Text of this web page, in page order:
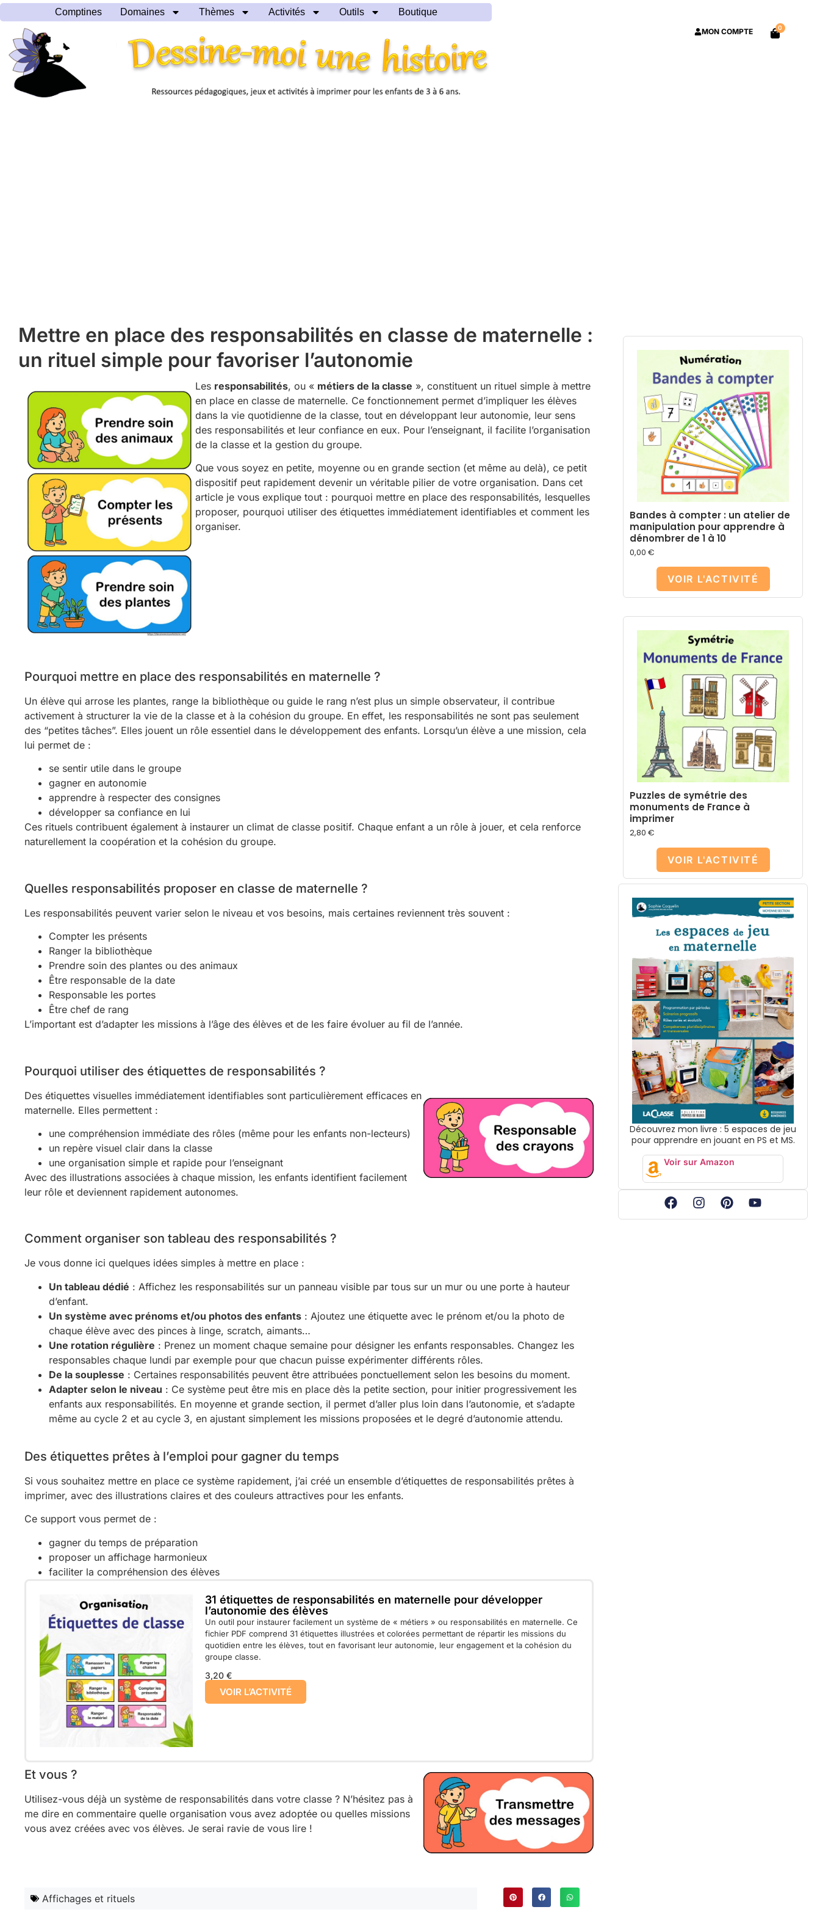
MON COMPTE 0
Comptines Domaines Thèmes Activités Outils Boutique
Mettre en place des responsabilités en classe de maternelle :
un rituel simple pour favoriser l’autonomie
Les responsabilités, ou « métiers de la classe », constituent un rituel simple à mettre
en place en classe de maternelle. Ce fonctionnement permet d’impliquer les élèves
dans la vie quotidienne de la classe, tout en développant leur autonomie, leur sens
des responsabilités et leur confiance en eux. Pour l’enseignant, il facilite l’organisation
de la classe et la gestion du groupe.
Que vous soyez en petite, moyenne ou en grande section (et même au delà), ce petit
dispositif peut rapidement devenir un véritable pilier de votre organisation. Dans cet
article je vous explique tout : pourquoi mettre en place des responsabilités, lesquelles
proposer, pourquoi utiliser des étiquettes immédiatement identifiables et comment les
organiser.
Pourquoi mettre en place des responsabilités en maternelle ?
Un élève qui arrose les plantes, range la bibliothèque ou guide le rang n’est plus un simple observateur, il contribue
activement à structurer la vie de la classe et à la cohésion du groupe. En effet, les responsabilités ne sont pas seulement
des “petites tâches”. Elles jouent un rôle essentiel dans le développement des enfants. Lorsqu’un élève a une mission, cela
lui permet de :
se sentir utile dans le groupe
gagner en autonomie
apprendre à respecter des consignes
développer sa confiance en lui
Ces rituels contribuent également à instaurer un climat de classe positif. Chaque enfant a un rôle à jouer, et cela renforce
naturellement la coopération et la cohésion du groupe.
Quelles responsabilités proposer en classe de maternelle ?
Les responsabilités peuvent varier selon le niveau et vos besoins, mais certaines reviennent très souvent :
Compter les présents
Ranger la bibliothèque
Prendre soin des plantes ou des animaux
Être responsable de la date
Responsable les portes
Être chef de rang
L’important est d’adapter les missions à l’âge des élèves et de les faire évoluer au fil de l’année.
Pourquoi utiliser des étiquettes de responsabilités ?
Des étiquettes visuelles immédiatement identifiables sont particulièrement efficaces en
maternelle. Elles permettent :
une compréhension immédiate des rôles (même pour les enfants non-lecteurs)
un repère visuel clair dans la classe
une organisation simple et rapide pour l’enseignant
Avec des illustrations associées à chaque mission, les enfants identifient facilement
leur rôle et deviennent rapidement autonomes.
Comment organiser son tableau des responsabilités ?
Je vous donne ici quelques idées simples à mettre en place :
Un tableau dédié : Affichez les responsabilités sur un panneau visible par tous sur un mur ou une porte à hauteur
d’enfant.
Un système avec prénoms et/ou photos des enfants : Ajoutez une étiquette avec le prénom et/ou la photo de
chaque élève avec des pinces à linge, scratch, aimants…
Une rotation régulière : Prenez un moment chaque semaine pour désigner les enfants responsables. Changez les
responsables chaque lundi par exemple pour que chacun puisse expérimenter différents rôles.
De la souplesse : Certaines responsabilités peuvent être attribuées ponctuellement selon les besoins du moment.
Adapter selon le niveau : Ce système peut être mis en place dès la petite section, pour initier progressivement les
enfants aux responsabilités. En moyenne et grande section, il permet d’aller plus loin dans l’autonomie, et s’adapte
même au cycle 2 et au cycle 3, en ajustant simplement les missions proposées et le degré d’autonomie attendu.
Des étiquettes prêtes à l’emploi pour gagner du temps
Si vous souhaitez mettre en place ce système rapidement, j’ai créé un ensemble d’étiquettes de responsabilités prêtes à
imprimer, avec des illustrations claires et des couleurs attractives pour les enfants.
Ce support vous permet de :
gagner du temps de préparation
proposer un affichage harmonieux
faciliter la compréhension des élèves
31 étiquettes de responsabilités en maternelle pour développer
l’autonomie des élèves
Un outil pour instaurer facilement un système de « métiers » ou responsabilités en maternelle. Ce
fichier PDF comprend 31 étiquettes illustrées et colorées permettant de répartir les missions du
quotidien entre les élèves, tout en favorisant leur autonomie, leur engagement et la cohésion du
groupe classe.
3,20 €
VOIR L’ACTIVITÉ
Et vous ?
Utilisez-vous déjà un système de responsabilités dans votre classe ? N’hésitez pas à
me dire en commentaire quelle organisation vous avez adoptée ou quelles missions
vous avez créées avec vos élèves. Je serai ravie de vous lire !
Affichages et rituels
Bandes à compter : un atelier de
manipulation pour apprendre à
dénombrer de 1 à 10
0,00 €
VOIR L'ACTIVITÉ
Puzzles de symétrie des
monuments de France à
imprimer
2,80 €
VOIR L'ACTIVITÉ
Découvrez mon livre : 5 espaces de jeu
pour apprendre en jouant en PS et MS.
Voir sur Amazon